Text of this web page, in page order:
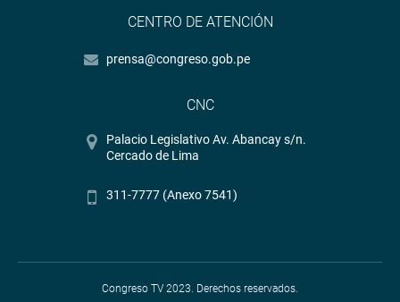
CENTRO DE ATENCIÓN
prensa@congreso.gob.pe
CNC
Palacio Legislativo Av. Abancay s/n.
Cercado de Lima
311-7777 (Anexo 7541)
Congreso TV 2023. Derechos reservados.